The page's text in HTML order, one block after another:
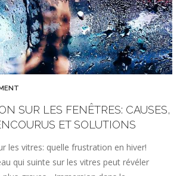
SUR LES FENÊTRES: CAUSES,
ET SOLUTIONS
les vitres: quelle frustration en hiver!
qui suinte sur les vitres peut révéler